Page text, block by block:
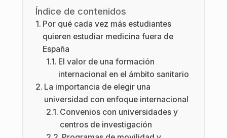
Índice de contenidos
Por qué cada vez más estudiantes
quieren estudiar medicina fuera de
España
El valor de una formación
internacional en el ámbito sanitario
La importancia de elegir una
universidad con enfoque internacional
Convenios con universidades y
centros de investigación